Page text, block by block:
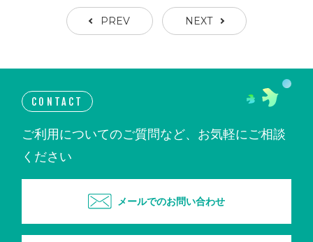
PREV NEXT
CONTACT
ご利用についてのご質問など、お気軽にご相談
ください
メールでのお問い合わせ